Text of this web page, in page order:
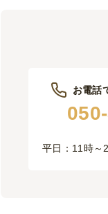
お電話
平日：11時～